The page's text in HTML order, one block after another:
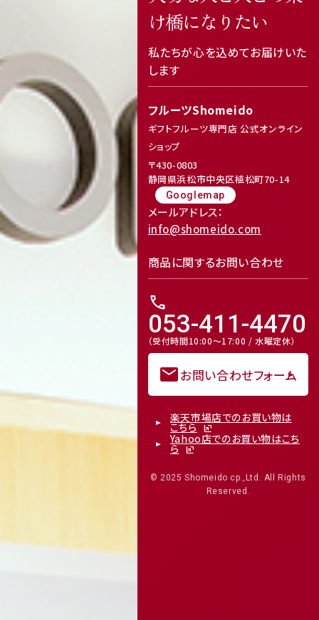
delivery_truck_speed
receipt_long contact_support
け橋になりたい
私たちが心を込めてお届けいた
します
フルーツShomeido
ギフトフルーツ専門店 公式オンライン
ショップ
〒430-0803
静岡県浜松市中央区植松町70-14
Googlemap
メールアドレス：
info@shomeido.com
商品に関するお問い合わせ
call
053-411-4470
（受付時間10:00～17:00 / 水曜定休）
mailお問い合わせフォーム
楽天市場店でのお買い物は
こちら
Yahoo店でのお買い物はこち
ら
© 2025 Shomeido cp.,Ltd. All Rights
Reserved.